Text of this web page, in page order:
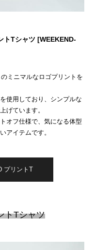
トTシャツ [WEEKEND-
ミニマルなロゴプリントを
使用しており、シンプルな
げています。
オフ仕様で、気になる体型
アイテムです。
プリントT
トTシャツ